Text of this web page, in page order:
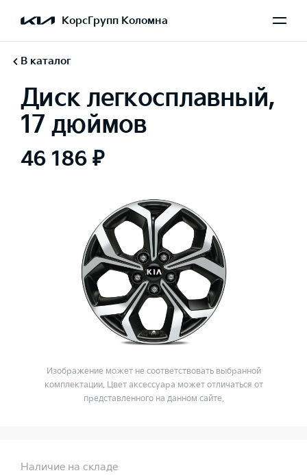
КорсГрупп Коломна
В каталог
Диск легкосплавный,
17 дюймов
46 186 ₽
Изображение может не соответствовать выбранной
комплектации. Цвет аксессуара может отличаться от
представленного на данном сайте.
Наличие на складе